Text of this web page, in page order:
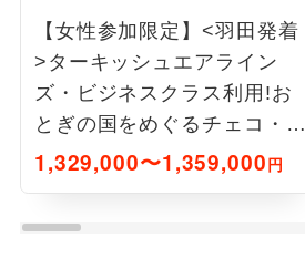
【女性参加限定】<羽田発着
>ターキッシュエアライン
ズ・ビジネスクラス利用!お
とぎの国をめぐるチェコ・ポ
ーランド8日間
1,329,000〜1,359,000円